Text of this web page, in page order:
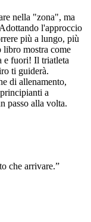
nella "zona", ma
l'approccio
più a lungo, più
libro mostra come
e fuori! Il triatleta
ti guiderà.
di allenamento,
a
passo alla volta.
che arrivare.”